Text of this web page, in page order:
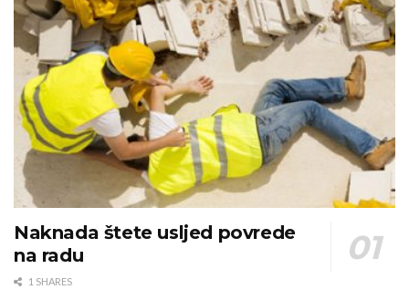
Naknada štete usljed povrede
na radu
1 SHARES